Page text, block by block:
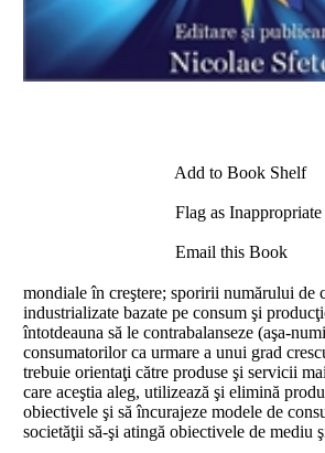
Add to Book Shelf
Flag as Inappropriate
Email this Book
mondiale în creştere; sporirii numărului
industrializate bazate pe consum şi
întotdeauna să le contrabalanseze (aşa-
consumatorilor ca urmare a unui grad
trebuie orientaţi către produse şi servicii
care aceştia aleg, utilizează şi elimină
obiectivele şi să încurajeze modele de
societăţii să-şi atingă obiectivele de